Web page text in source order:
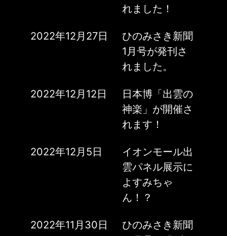
れました！
2022年12月27日
ひのみさき新聞
1月号が発刊さ
れました。
2022年12月12日
日本博「出雲の
神楽」が開催さ
れます！
2022年12月5日
イオンモール出
雲パネル展示に
よすみちゃ
ん！？
2022年11月30日
ひのみさき新聞